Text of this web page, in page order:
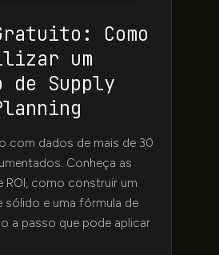
Como
um
de Supply
com dados de mais de 30
Conheça as
ROI, como construir um
sólido e uma fórmula de
a passo que pode aplicar